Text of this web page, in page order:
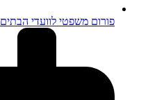
פורום משפטי לוועדי הבתים